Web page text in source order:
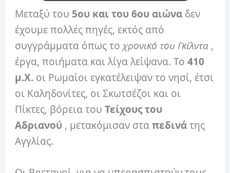
Μεταξύ του 5ου και του 6ου αιώνα δεν
έχουμε πολλές πηγές, εκτός από
συγγράμματα όπως το χρονικό του Γκίλντα ,
έργα, ποιήματα και λίγα λείψανα. Το410
μ.Χ. οι Ρωμαίοι εγκατέλειψαν το νησί, έτσι
οι Καληδονίτες, οι Σκωτσέζοι και οι
Πίκτες, βόρεια τουΤείχους του
Αδριανού , μετακόμισαν σταπεδινάτης
Αγγλίας.